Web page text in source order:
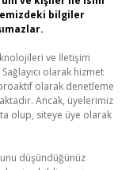
bilgiler
ve İletişim
olarak hizmet
olarak denetleme
Ancak, üyelerimiz
olup, siteye üye olarak
düşündüğünüz